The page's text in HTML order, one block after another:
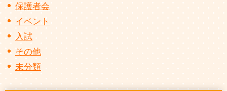
保護者会
イベント
入試
その他
未分類